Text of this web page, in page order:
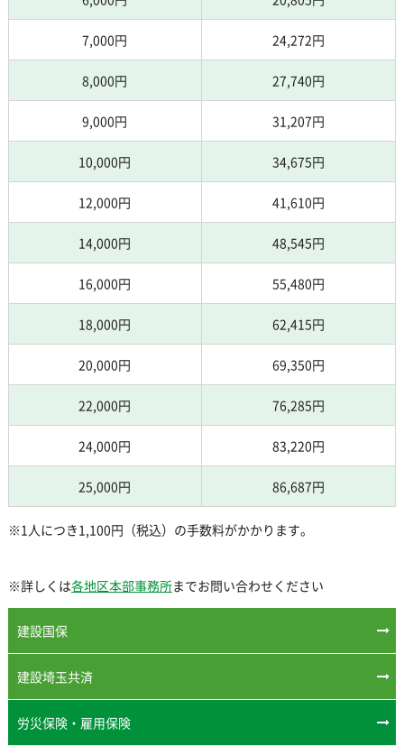
7,000円 24,272円
8,000円 27,740円
9,000円 31,207円
10,000円 34,675円
12,000円 41,610円
14,000円 48,545円
16,000円 55,480円
18,000円 62,415円
20,000円 69,350円
22,000円 76,285円
24,000円 83,220円
25,000円 86,687円
※1人につき1,100円（税込）の手数料がかかります。
※詳しくは各地区本部事務所までお問い合わせください
建設国保
建設埼玉共済
労災保険・雇用保険